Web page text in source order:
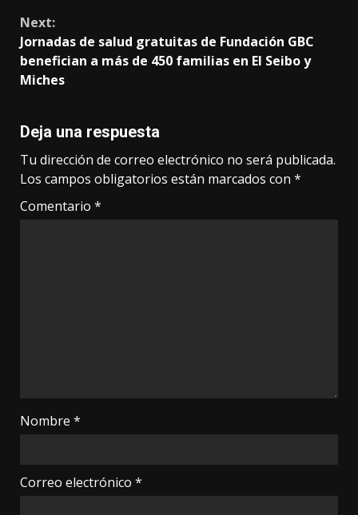
Next:
Jornadas de salud gratuitas de Fundación GBC
benefician a más de 450 familias en El Seibo y
Miches
Deja una respuesta
Tu dirección de correo electrónico no será publicada.
Los campos obligatorios están marcados con *
Comentario *
Nombre *
Correo electrónico *